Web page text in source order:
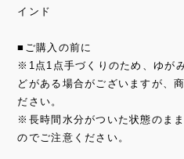
インド
■ご購入の前に
※1点1点手づくりのため、ゆが
どがある場合がございますが、
ださい。
※長時間水分がついた状態のま
のでご注意ください。